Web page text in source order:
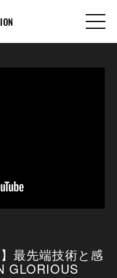
最先端技術と感
GLORIOUS